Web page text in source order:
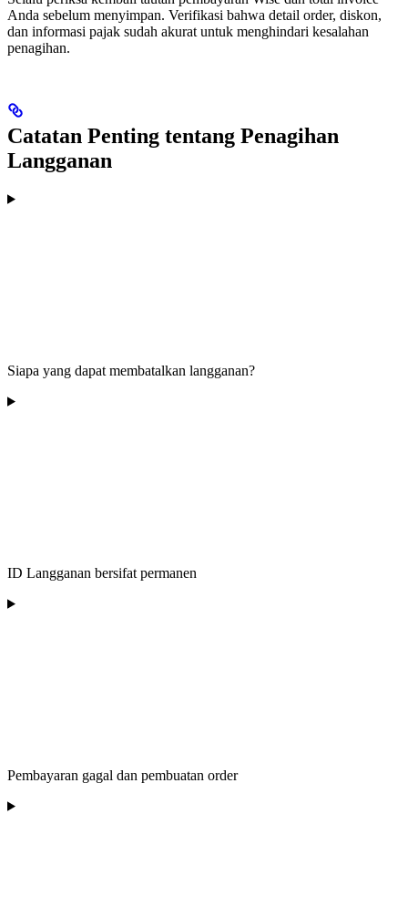
Anda sebelum menyimpan. Verifikasi bahwa detail order, diskon,
dan informasi pajak sudah akurat untuk menghindari kesalahan
penagihan.
Catatan Penting tentang Penagihan
Langganan
Siapa yang dapat membatalkan langganan?
ID Langganan bersifat permanen
Pembayaran gagal dan pembuatan order